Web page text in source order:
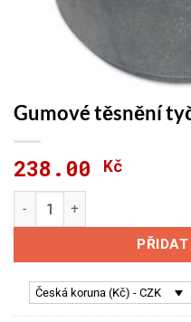
Gumové těsnění
238.00 Kč
Gumové těsnění tyče řízení
Česká koruna (Kč) - CZK